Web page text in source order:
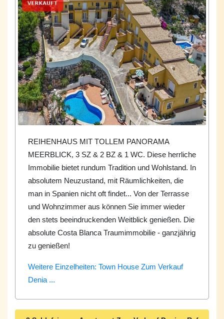
REIHENHAUS MIT TOLLEM PANORAMA
MEERBLICK, 3 SZ & 2 BZ & 1 WC. Diese herrliche
Immobilie bietet rundum Tradition und Wohlstand. In
absolutem Neuzustand, mit Räumlichkeiten, die
man in Spanien nicht oft findet... Von der Terrasse
und Wohnzimmer aus können Sie immer wieder
den stets beeindruckenden Weitblick genießen. Die
absolute Costa Blanca Traumimmobilie - ganzjährig
zu genießen!
Weitere Einzelheiten: Town House Zum Verkauf
Denia ...